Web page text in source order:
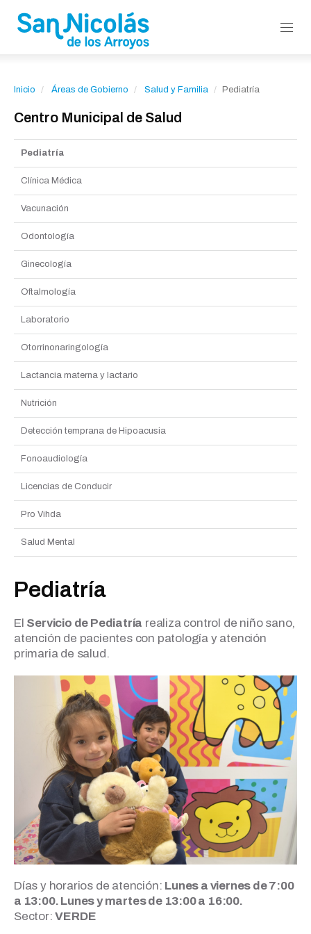
Inicio Áreas de Gobierno Salud y Familia Pediatría
Centro Municipal de Salud
Pediatría
Clínica Médica
Vacunación
Odontología
Ginecología
Oftalmología
Laboratorio
Otorrinonaringología
Lactancia materna y lactario
Nutrición
Detección temprana de Hipoacusia
Fonoaudiología
Licencias de Conducir
Pro Vihda
Salud Mental
Pediatría
El Servicio de Pediatría realiza control de niño sano,
atención de pacientes con patología y atención
primaria de salud.
Días y horarios de atención: Lunes a viernes de 7:00
a 13:00. Lunes y martes de 13:00 a 16:00.
Sector:VERDE